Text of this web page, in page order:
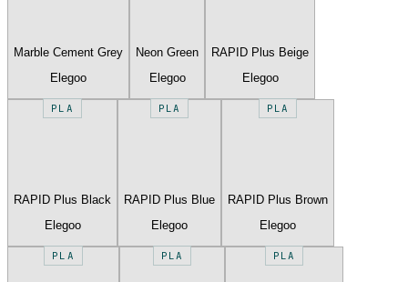
Marble Cement Grey
Elegoo
Neon Green
Elegoo
RAPID Plus Beige
Elegoo
PLA
RAPID Plus Black
Elegoo
PLA
RAPID Plus Blue
Elegoo
PLA
RAPID Plus Brown
Elegoo
PLA PLA PLA